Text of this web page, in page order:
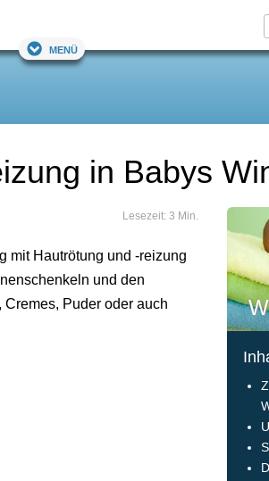
Menü
in Babys
Lesezeit: 3 Min.
mit Hautrötung und -reizung
und den
Puder oder auch